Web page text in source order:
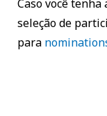
Caso você
seleção de
para